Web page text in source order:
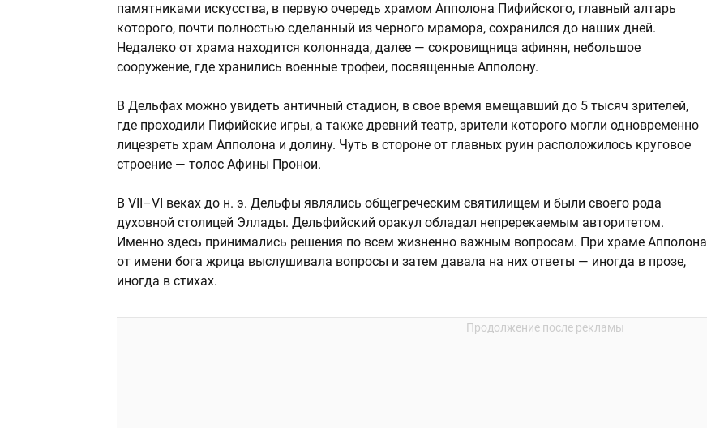
памятниками искусства, в первую очередь храмом Апполона Пифийского, главный алтарь
которого, почти полностью сделанный из черного мрамора, сохранился до наших дней.
Недалеко от храма находится колоннада, далее — сокровищница афинян, небольшое
сооружение, где хранились военные трофеи, посвященные Апполону.
В Дельфах можно увидеть античный стадион, в свое время вмещавший до 5 тысяч зрителей,
где проходили Пифийские игры, а также древний театр, зрители которого могли одновременно
лицезреть храм Апполона и долину. Чуть в стороне от главных руин расположилось круговое
строение — толос Афины Пронои.
В VII–VI веках до н. э. Дельфы являлись общегреческим святилищем и были своего рода
духовной столицей Эллады. Дельфийский оракул обладал непререкаемым авторитетом.
Именно здесь принимались решения по всем жизненно важным вопросам. При храме Апполона
от имени бога жрица выслушивала вопросы и затем давала на них ответы — иногда в прозе,
иногда в стихах.